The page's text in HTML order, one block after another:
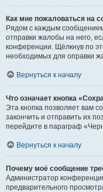
Как мне пожаловаться на
Рядом с каждым
отправки жалобы на него,
конференции. Щёлкнув по
необходимых для оправки
Вернуться к началу
Что означает кнопка
Эта кнопка позволяет вам
закончить и отправить их
перейдите в параграф
Вернуться к началу
Почему моё сообщение
Администратор
предварительного